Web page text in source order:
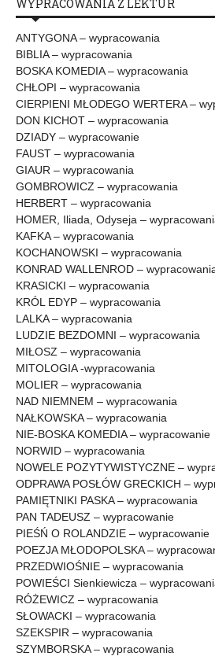
WYPRACOWANIA Z LEKTUR
ANTYGONA – wypracowania
BIBLIA – wypracowania
BOSKA KOMEDIA – wypracowania
CHŁOPI – wypracowania
CIERPIENI MŁODEGO WERTERA –
DON KICHOT – wypracowania
DZIADY – wypracowanie
FAUST – wypracowania
GIAUR – wypracowania
GOMBROWICZ – wypracowania
HERBERT – wypracowania
HOMER, Iliada, Odyseja –
KAFKA – wypracowania
KOCHANOWSKI – wypracowania
KONRAD WALLENROD –
KRASICKI – wypracowania
KRÓL EDYP – wypracowania
LALKA – wypracowania
LUDZIE BEZDOMNI – wypracowania
MIŁOSZ – wypracowania
MITOLOGIA -wypracowania
MOLIER – wypracowania
NAD NIEMNEM – wypracowania
NAŁKOWSKA – wypracowania
NIE-BOSKA KOMEDIA – wypracowanie
NORWID – wypracowania
NOWELE POZYTYWISTYCZNE –
ODPRAWA POSŁÓW GRECKICH –
PAMIĘTNIKI PASKA – wypracowania
PAN TADEUSZ – wypracowanie
PIEŚŃ O ROLANDZIE – wypracowanie
POEZJA MŁODOPOLSKA –
PRZEDWIOŚNIE – wypracowania
POWIEŚCI Sienkiewicza –
RÓŻEWICZ – wypracowania
SŁOWACKI – wypracowania
SZEKSPIR – wypracowania
SZYMBORSKA – wypracowania